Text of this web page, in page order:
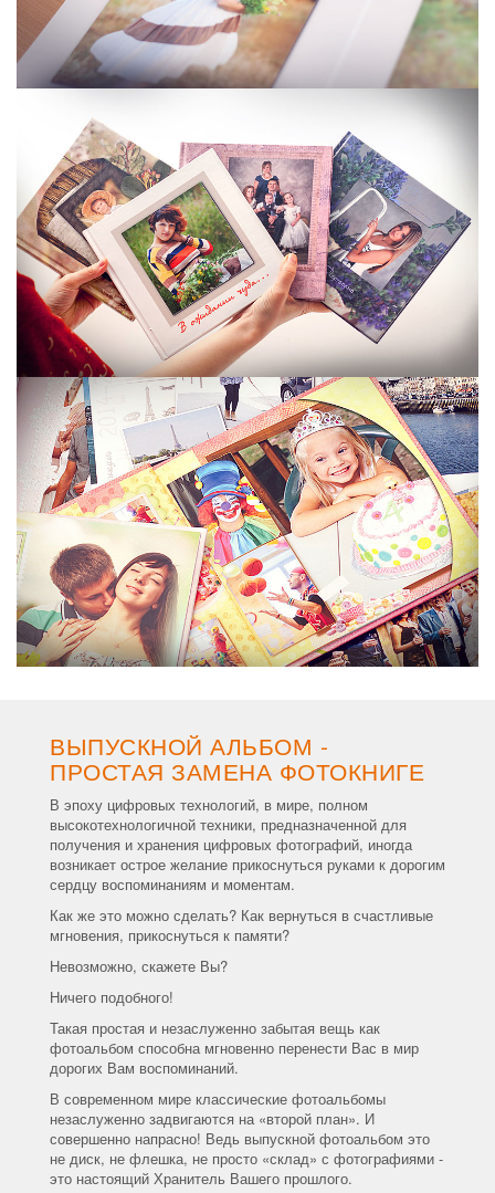
ВЫПУСКНОЙ АЛЬБОМ -
ПРОСТАЯ ЗАМЕНА ФОТОКНИГЕ
В эпоху цифровых технологий, в мире, полном
высокотехнологичной техники, предназначенной для
получения и хранения цифровых фотографий, иногда
возникает острое желание прикоснуться руками к дорогим
сердцу воспоминаниям и моментам.
Как же это можно сделать? Как вернуться в счастливые
мгновения, прикоснуться к памяти?
Невозможно, скажете Вы?
Ничего подобного!
Такая простая и незаслуженно забытая вещь как
фотоальбом способна мгновенно перенести Вас в мир
дорогих Вам воспоминаний.
В современном мире классические фотоальбомы
незаслуженно задвигаются на «второй план». И
совершенно напрасно! Ведь выпускной фотоальбом это
не диск, не флешка, не просто «склад» с фотографиями -
это настоящий Хранитель Вашего прошлого.